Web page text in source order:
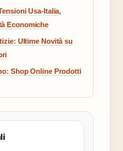
Usa-Italia,
Economiche
Ultime Novità su
Shop Online Prodotti